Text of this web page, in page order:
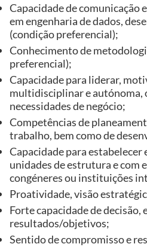
Capacidade de comunicação
em engenharia de dados,
(condição preferencial);
Conhecimento de
preferencial);
Capacidade para liderar,
multidisciplinar e autónoma,
necessidades de negócio;
Competências de
trabalho, bem como de
Capacidade para estabelecer
unidades de estrutura e com
congéneres ou instituições
Proatividade, visão
Forte capacidade de decisão,
resultados/objetivos;
Sentido de compromisso e